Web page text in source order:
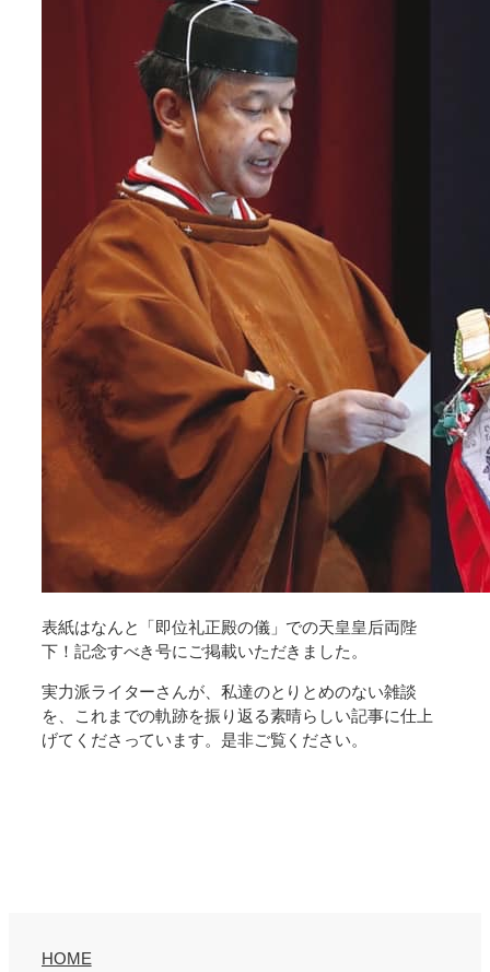
表紙はなんと「即位礼正殿の儀」での天皇皇后両陛
下！記念すべき号にご掲載いただきました。
実力派ライターさんが、私達のとりとめのない雑談
を、これまでの軌跡を振り返る素晴らしい記事に仕上
げてくださっています。是非ご覧ください。
HOME